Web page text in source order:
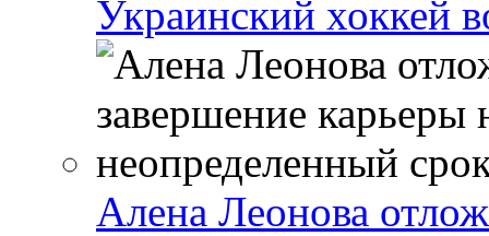
Украинский хоккей
Алена Леонова